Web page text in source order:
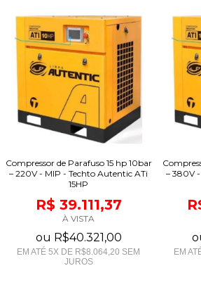
Compressor de Parafuso 15 hp 10bar
– 220V - MIP - Techto Autentic ATi
15HP
R$ 39.111,37
À VISTA
ou R$40.321,00
EM ATÉ 5X DE R$8.064,20 SEM
JUROS
– 380V
EM